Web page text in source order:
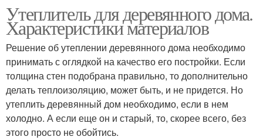
Утеплитель для деревянного дома.
Характеристики материалов
Решение об утеплении деревянного дома необходимо
принимать с оглядкой на качество его постройки. Если
толщина стен подобрана правильно, то дополнительно
делать теплоизоляцию, может быть, и не придется. Но
утеплить деревянный дом необходимо, если в нем
холодно. А если еще он и старый, то, скорее всего, без
этого просто не обойтись.